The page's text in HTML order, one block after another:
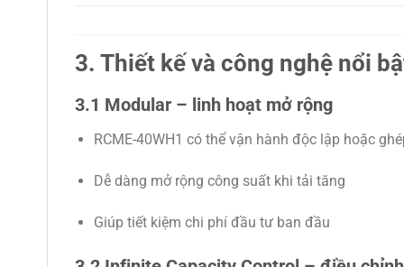
3. Thiết kế và công nghệ nổi
3.1 Modular – linh hoạt mở rộng
RCME-40WH1 có thể vận hành độc lập hoặc
Dễ dàng mở rộng công suất khi tải tăng
Giúp tiết kiệm chi phí đầu tư ban đầu